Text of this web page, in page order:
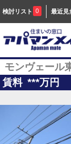
検討リスト 0 最近見
モンヴェール
賃料 ***万円